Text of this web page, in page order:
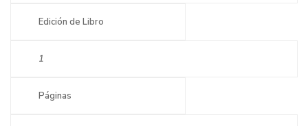
Edición de Libro
1
Páginas